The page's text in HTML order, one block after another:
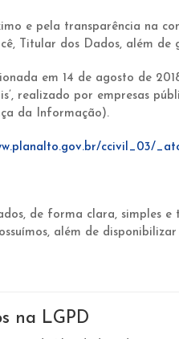
e pela transparência na
Titular dos Dados, além
em 14 de agosto de
realizado por empresas
da Informação).
ccivil_03/
de forma clara, simples
além de
na LGPD